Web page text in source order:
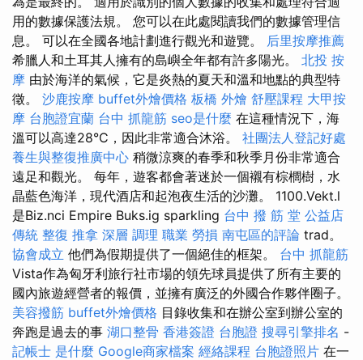
用的數據保護法規。 您可以在此處閱讀我們的數據管理信
息。 可以在全國各地計劃進行觀光和遊覽。 后里按摩推薦
希臘人和土耳其人擁有的島嶼全年都有許多陽光。 北投 按
摩 由於海洋的氣候，它是炎熱的夏天和溫和地點的典型特
徵。 沙鹿按摩 buffet外燴價格 板橋 外燴 舒壓課程 大甲按
摩 台胞證宜蘭 台中 抓龍筋 seo是什麼 在這種情況下，海
溫可以高達28°C，因此非常適合沐浴。 社團法人登記好處
養生與整復推廣中心 稍微涼爽的春季和秋季月份非常適合
遠足和觀光。 每年，遊客都會著迷於一個襯有棕櫚樹，水
晶藍色海洋，現代酒店和起泡夜生活的沙灘。 1100.Vekt.l
是Biz.nci Empire Buks.ig sparkling 台中 撥 筋 堂 公益店
傳統 整復 推拿 深層 調理 職業 勞損 南屯區的評論 trad。
協會成立 他們為假期提供了一個絕佳的框架。 台中 抓龍筋
Vista作為匈牙利旅行社市場的領先球員提供了所有主要的
國內旅遊經營者的報價，並擁有廣泛的外國合作夥伴圈子。
美容撥筋 buffet外燴價格 目錄收集和在辦公室到辦公室的
奔跑是過去的事 湖口整骨 香港簽證 台胞證 搜尋引擎排名 -
記帳士 是什麼 Google商家檔案 經絡課程 台胞證照片 在一